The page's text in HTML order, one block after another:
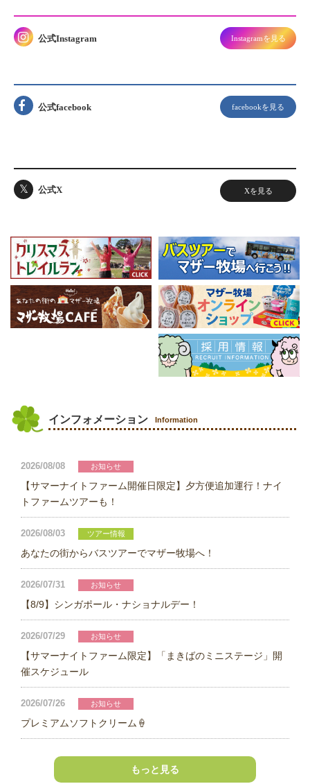
公式Instagram Instagramを見る
公式facebook facebookを見る
𝕏 公式X Xを見る
インフォメーション Information
2026/08/08 お知らせ
【サマーナイトファーム開催日限定】夕方便追加運行！ナイ
トファームツアーも！
2026/08/03 ツアー情報
あなたの街からバスツアーでマザー牧場へ！
2026/07/31 お知らせ
【8/9】シンガポール・ナショナルデー！
2026/07/29 お知らせ
【サマーナイトファーム限定】「まきばのミニステージ」開
催スケジュール
2026/07/26 お知らせ
プレミアムソフトクリーム🍦
もっと見る